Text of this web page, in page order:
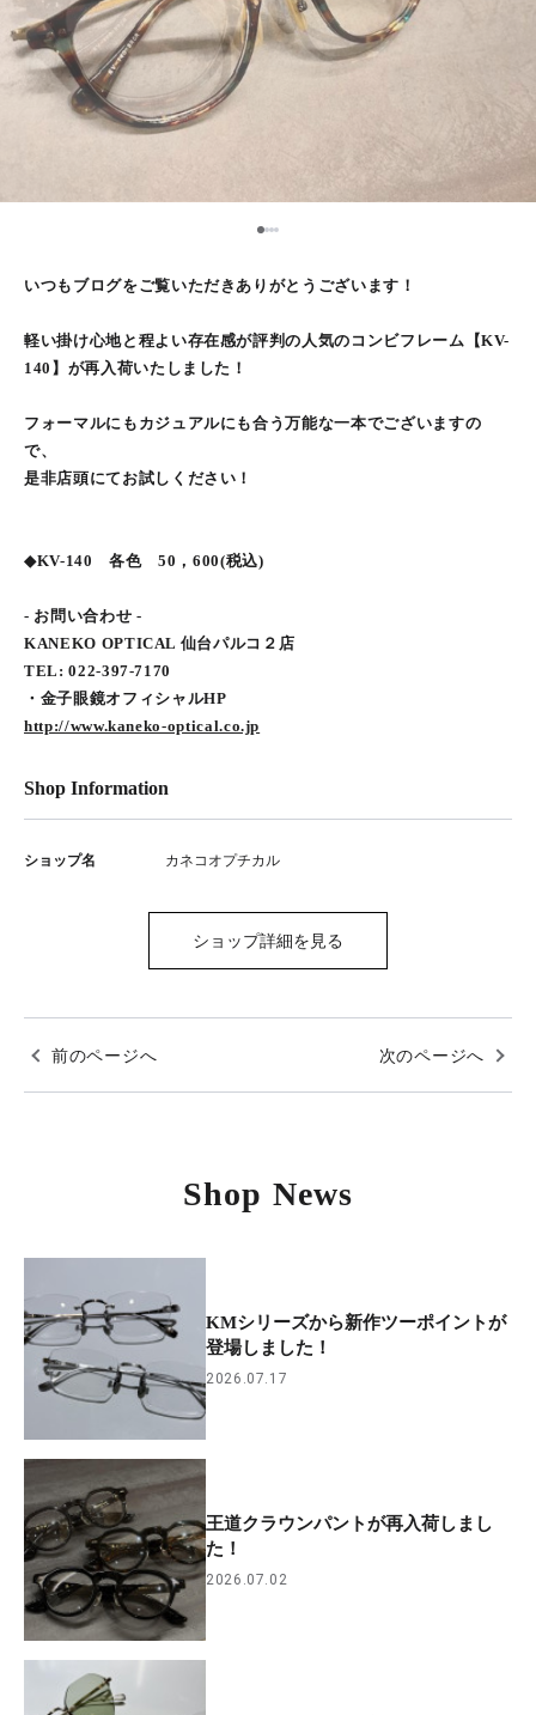
123
いつもブログをご覧いただきありがとうございます！
軽い掛け心地と程よい存在感が評判の人気のコンビフレーム【KV-
140】が再入荷いたしました！
フォーマルにもカジュアルにも合う万能な一本でございますの
で、
是非店頭にてお試しください！
◆KV-140 各色 50，600(税込)
- お問い合わせ -
KANEKO OPTICAL 仙台パルコ２店
TEL: 022-397-7170
・金子眼鏡オフィシャルHP
http://www.kaneko-optical.co.jp
Shop Information
ショップ名 カネコオプチカル
ショップ詳細を見る
前のページへ 次のページへ
Shop News
KMシリーズから新作ツーポイントが
登場しました！
2026.07.17
王道クラウンパントが再入荷しまし
た！
2026.07.02